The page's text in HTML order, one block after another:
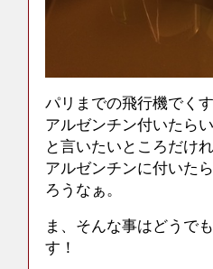
パリまでの飛行機でく
アルゼンチン付いたら
と言いたいところだけれ
アルゼンチンに付いた
ろうなぁ。
ま、そんな事はどうで
す！